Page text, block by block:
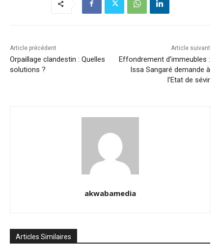
Article précédent
Orpaillage clandestin : Quelles
solutions ?
Article suivant
Effondrement d’immeubles :
Issa Sangaré demande à
l’Etat de sévir
akwabamedia
Articles Similaires